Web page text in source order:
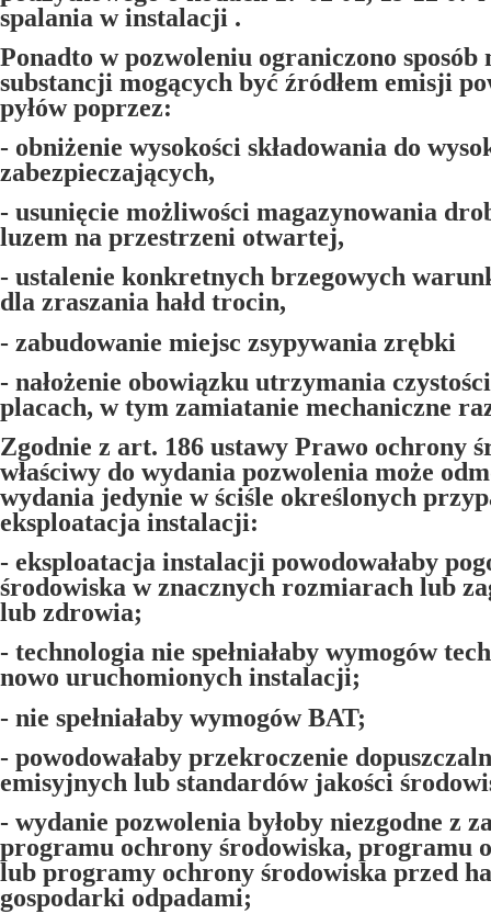
spalania w instalacji .
Ponadto w pozwoleniu ograniczono sposób
substancji mogących być źródłem emisji
pyłów poprzez:
- obniżenie wysokości składowania do
zabezpieczających,
- usunięcie możliwości magazynowania
luzem na przestrzeni otwartej,
- ustalenie konkretnych brzegowych
dla zraszania hałd trocin,
- zabudowanie miejsc zsypywania zrębki
- nałożenie obowiązku utrzymania
placach, w tym zamiatanie mechaniczne
Zgodnie z art. 186 ustawy Prawo ochrony
właściwy do wydania pozwolenia może
wydania jedynie w ściśle określonych
eksploatacja instalacji:
- eksploatacja instalacji powodowałaby
środowiska w znacznych rozmiarach lub
lub zdrowia;
- technologia nie spełniałaby wymogów
nowo uruchomionych instalacji;
- nie spełniałaby wymogów BAT;
- powodowałaby przekroczenie
emisyjnych lub standardów jakości
- wydanie pozwolenia byłoby niezgodne z
programu ochrony środowiska, programu
lub programy ochrony środowiska przed
gospodarki odpadami;